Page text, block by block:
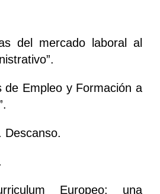
del mercado laboral al
de Empleo y Formación a
Descanso.
Europeo: una